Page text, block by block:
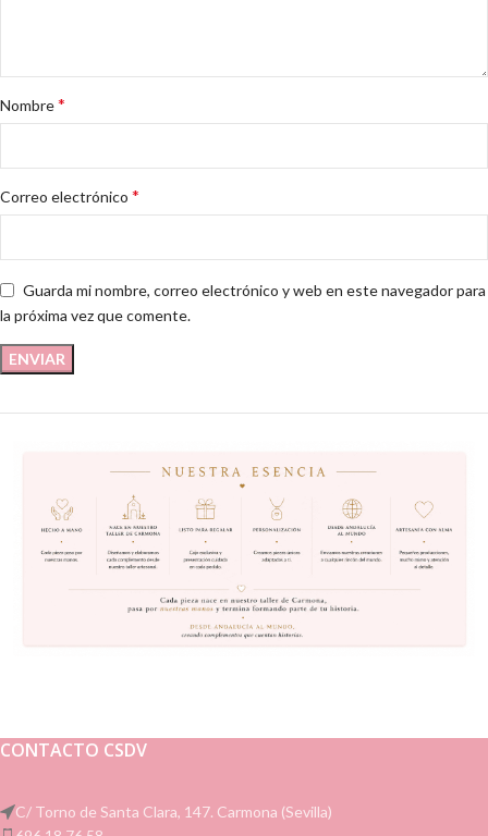
Nombre*
Correo electrónico *
Guarda mi nombre, correo electrónico y web en este navegador para
la próxima vez que comente.
CONTACTO CSDV
C/ Torno de Santa Clara, 147. Carmona (Sevilla)